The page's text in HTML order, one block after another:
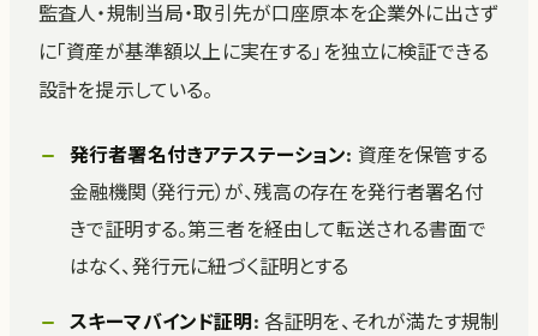
監査人・規制当局・取引先が口座原本を企業外に出さず
に「資産が基準額以上に実在する」を独立に検証できる
設計を提示している。
発行者署名付きアテステーション: 資産を保管する
金融機関（発行元）が、残高の存在を発行者署名付
きで証明する。第三者を経由して転送される書面で
はなく、発行元に紐づく証明とする
スキーマバインド証明: 各証明を、それが満たす規制